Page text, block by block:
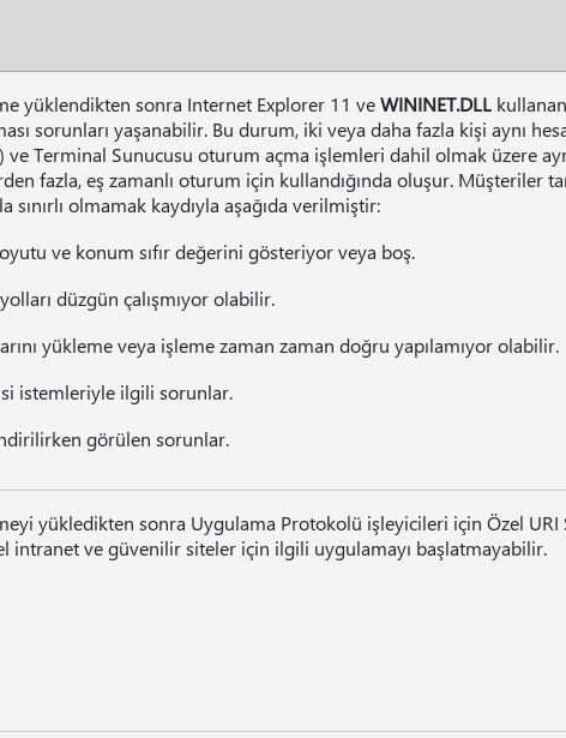
yüklendikten sonra Internet Explorer 11 veWININET.DLL
sorunları yaşanabilir. Bu durum, iki veya daha fazla kişi aynı
ve Terminal Sunucusu oturum açma işlemleri dahil olmak üzere
fazla, eş zamanlı oturum için kullandığında oluşur. Müşteriler
sınırlı olmamak kaydıyla aşağıda verilmiştir:
ve konum sıfır değerini gösteriyor veya boş.
düzgün çalışmıyor olabilir.
yükleme veya işleme zaman zaman doğru yapılamıyor olabilir.
istemleriyle ilgili sorunlar.
görülen sorunlar.
yükledikten sonra Uygulama Protokolü işleyicileri için Özel URI
intranet ve güvenilir siteler için ilgili uygulamayı başlatmayabilir.